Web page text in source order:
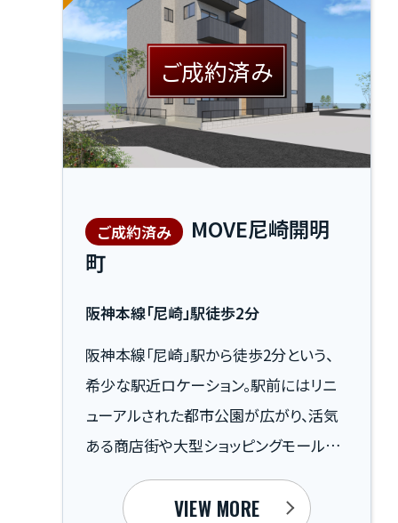
採用によりメンテナンス周期を30年に延
長し、長期的な修繕コストを大幅に抑制
。資産価値を長く保つ、まさに「賢い投資」
を体現した一棟です。
ご成約済み
ご成約済み
町
阪神本線「尼崎」駅徒歩2分
阪神本線「尼崎」駅から徒歩2分という、
希少な駅近ロケーション。駅前にはリニ
ューアルされた都市公園が広がり、活気
ある商店街や大型ショッピングモールな
ど日々の生活を支える利便施設も充実し
ています。近年、街全体が大きく進化を遂
VIEW MORE